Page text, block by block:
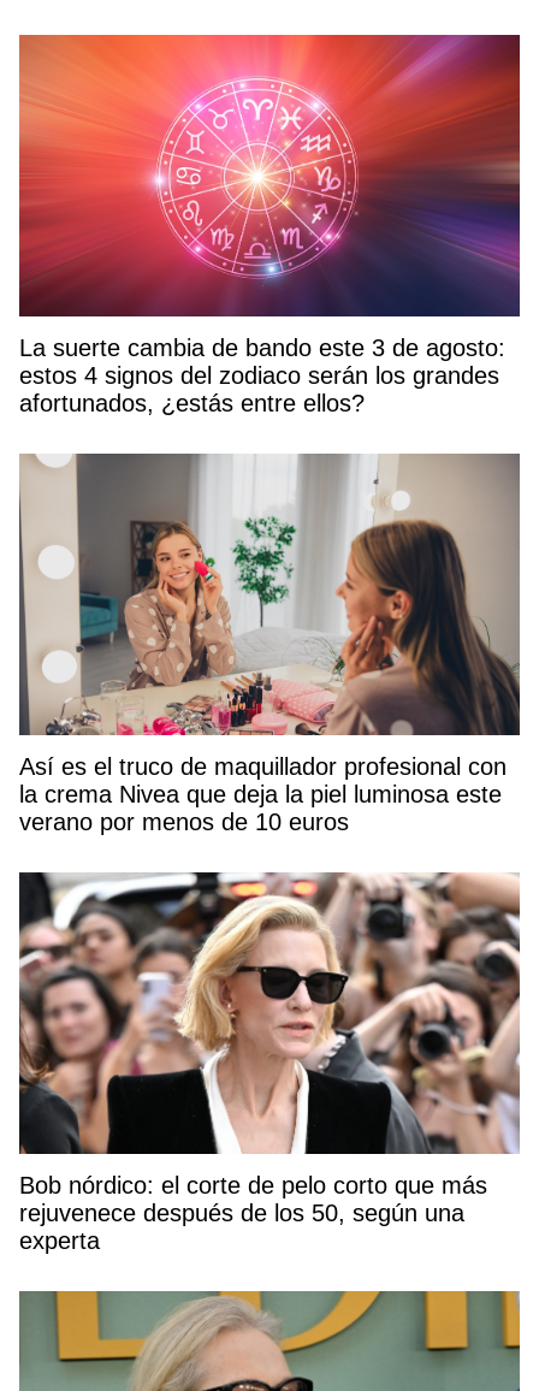
La suerte cambia de bando este 3 de agosto:
estos 4 signos del zodiaco serán los grandes
afortunados, ¿estás entre ellos?
Así es el truco de maquillador profesional con
la crema Nivea que deja la piel luminosa este
verano por menos de 10 euros
Bob nórdico: el corte de pelo corto que más
rejuvenece después de los 50, según una
experta